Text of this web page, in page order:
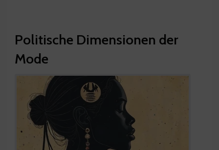
Politische Dimensionen der
Mode